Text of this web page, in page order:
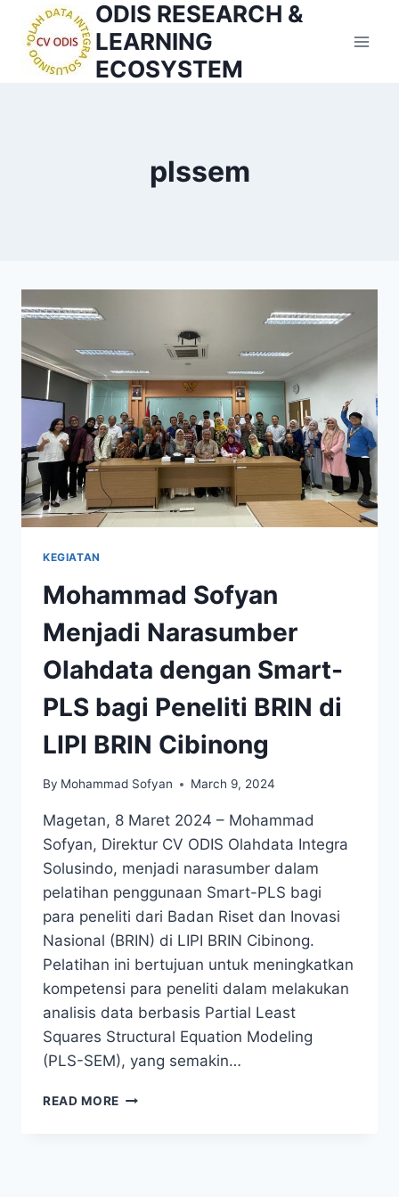
content
ODIS RESEARCH &
LEARNING
ECOSYSTEM
plssem
KEGIATAN
Mohammad Sofyan
Menjadi Narasumber
Olahdata dengan Smart-
PLS bagi Peneliti BRIN di
LIPI BRIN Cibinong
By Mohammad Sofyan March 9, 2024
Magetan, 8 Maret 2024 – Mohammad
Sofyan, Direktur CV ODIS Olahdata Integra
Solusindo, menjadi narasumber dalam
pelatihan penggunaan Smart-PLS bagi
para peneliti dari Badan Riset dan Inovasi
Nasional (BRIN) di LIPI BRIN Cibinong.
Pelatihan ini bertujuan untuk meningkatkan
kompetensi para peneliti dalam melakukan
analisis data berbasis Partial Least
Squares Structural Equation Modeling
(PLS-SEM), yang semakin…
READ MORE MOHAMMAD